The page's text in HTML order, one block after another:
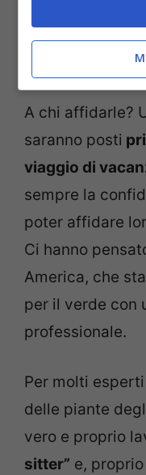
L’idea rivoluzionaria
casa –
A chi affidarle?
saranno posti
viaggio di
sempre la
poter affidare
Ci hanno
America, che
per il verde con
professionale.
Per molti
delle piante
vero e proprio
sitter” e,